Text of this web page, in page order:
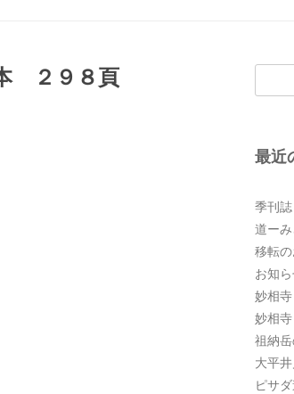
ッ
プ
２９８頁
索:
最近
季刊
道ー
移転
お知
妙相
妙相
祖納
大平
ピサ